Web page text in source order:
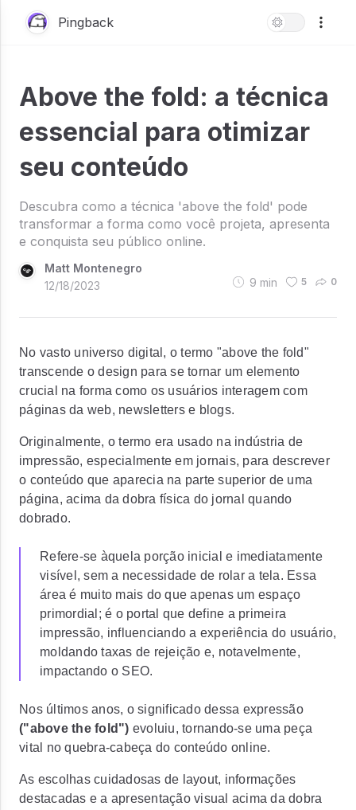
Pingback
Above the fold: a técnica
essencial para otimizar
seu conteúdo
Descubra como a técnica 'above the fold' pode
transformar a forma como você projeta, apresenta
e conquista seu público online.
Matt Montenegro
12/18/2023
9 min 5 0
No vasto universo digital, o termo "above the fold"
transcende o design para se tornar um elemento
crucial na forma como os usuários interagem com
páginas da web, newsletters e blogs.
Originalmente, o termo era usado na indústria de
impressão, especialmente em jornais, para descrever
o conteúdo que aparecia na parte superior de uma
página, acima da dobra física do jornal quando
dobrado.
Refere-se àquela porção inicial e imediatamente
visível, sem a necessidade de rolar a tela. Essa
área é muito mais do que apenas um espaço
primordial; é o portal que define a primeira
impressão, influenciando a experiência do usuário,
moldando taxas de rejeição e, notavelmente,
impactando o SEO.
Nos últimos anos, o significado dessa expressão
("above the fold") evoluiu, tornando-se uma peça
vital no quebra-cabeça do conteúdo online.
As escolhas cuidadosas de layout, informações
destacadas e a apresentação visual acima da dobra